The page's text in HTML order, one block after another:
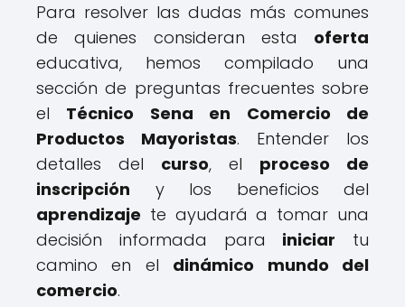
Para resolver las dudas más comunes
de quienes consideran esta oferta
educativa, hemos compilado una
sección de preguntas frecuentes sobre
el Técnico Sena en Comercio de
Productos Mayoristas. Entender los
detalles del curso, el proceso de
inscripción y los beneficios del
aprendizaje te ayudará a tomar una
decisión informada para iniciar tu
camino en el dinámico mundo del
comercio.